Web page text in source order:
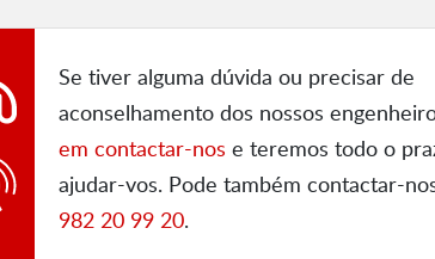
Se tiver alguma dúvida ou precisar de
aconselhamento dos nossos
em contactar-nos e teremos todo o
ajudar-vos. Pode também contactar-
982 20 99 20.